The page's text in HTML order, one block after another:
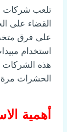
تلعب شركات
القضاء على
على فرق
استخدام
هذه
الحشرات
أهمية